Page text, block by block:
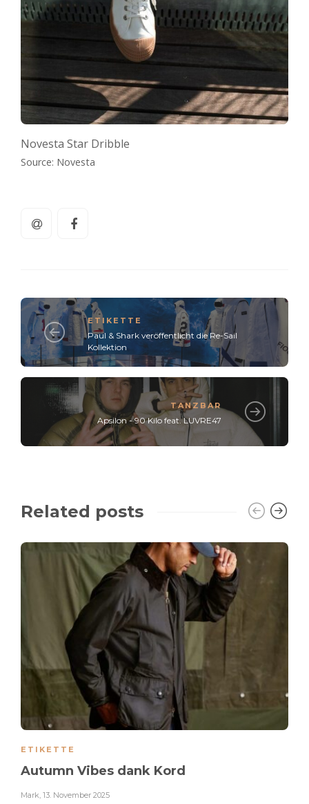
Novesta Star Dribble
Source: Novesta
ETIKETTE
Paul & Shark veröffentlicht die Re-Sail
Kollektion
TANZBAR
Apsilon - 90 Kilo feat. LUVRE47
Related posts
ETIKETTE
Autumn Vibes dank Kord
Mark, 13. November 2025